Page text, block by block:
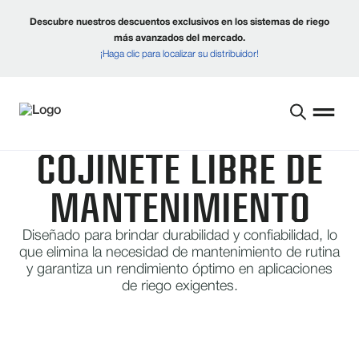
Descubre nuestros descuentos exclusivos en los sistemas de riego
más avanzados del mercado.
¡Haga clic para localizar su distribuidor!
COJINETE LIBRE DE
MANTENIMIENTO
Diseñado para brindar durabilidad y confiabilidad, lo
que elimina la necesidad de mantenimiento de rutina
y garantiza un rendimiento óptimo en aplicaciones
de riego exigentes.